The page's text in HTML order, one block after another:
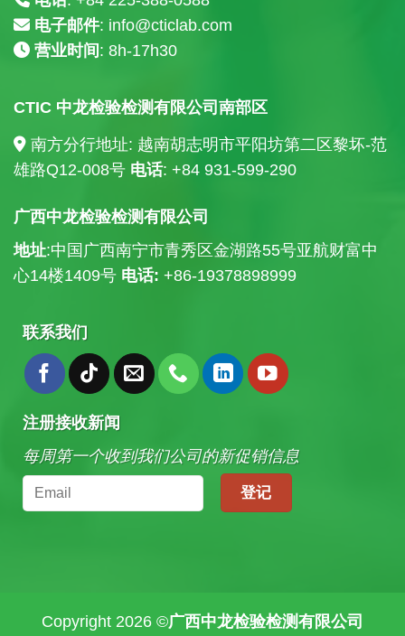
电子邮件: info@cticlab.com
营业时间 : 8h-17h30
CTIC 中龙检验检测有限公司南部区
南方分行地址: 越南胡志明市平阳坊第二区黎坏-范
雄路Q12-008号 电话: +84 931-599-290
广西中龙检验检测有限公司
地址:中国广西南宁市青秀区金湖路55号亚航财富中
心14楼1409号 电话: +86-19378898999
联系我们
注册接收新闻
每周第一个收到我们公司的新促销信息
Copyright 2026 ©广西中龙检验检测有限公司